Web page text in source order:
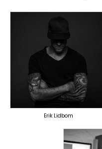
TOPLINER
PRODUCER
LYRICIST
OVERSEAS
Erik Lidbom